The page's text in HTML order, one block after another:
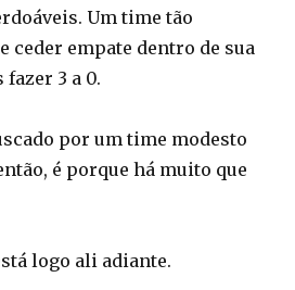
Um time tão
ceder empate dentro de sua
3 a 0.
por um time modesto
é porque há muito que
logo ali adiante.